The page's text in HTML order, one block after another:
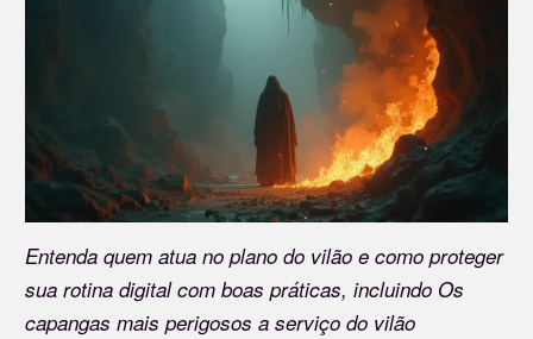
Entenda quem atua no plano do vilão e como proteger
sua rotina digital com boas práticas, incluindo Os
capangas mais perigosos a serviço do vilão